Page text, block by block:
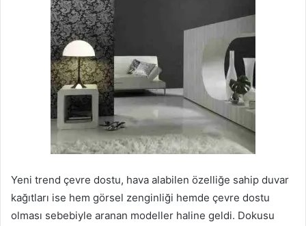
Yeni trend çevre dostu, hava alabilen özelliğe sahip duvar
kağıtları ise hem görsel zenginliği hemde çevre dostu
olması sebebiyle aranan modeller haline geldi. Dokusu